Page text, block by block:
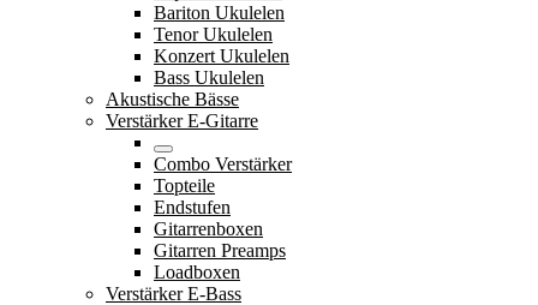
Bariton Ukulelen
Tenor Ukulelen
Konzert Ukulelen
Bass Ukulelen
Akustische Bässe
Verstärker E-Gitarre
Combo Verstärker
Topteile
Endstufen
Gitarrenboxen
Gitarren Preamps
Loadboxen
Verstärker E-Bass